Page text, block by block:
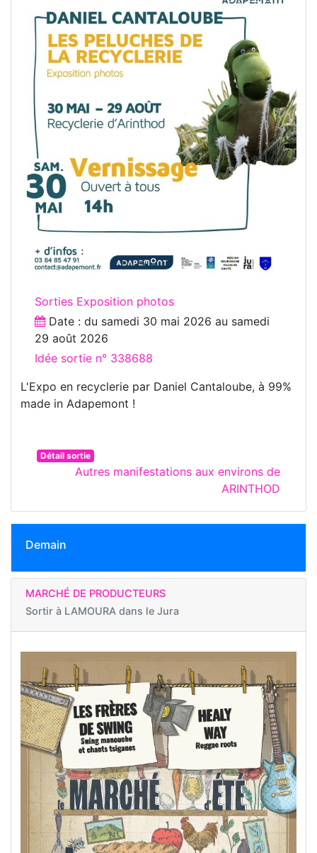
Sorties Exposition photos
Date : du samedi 30 mai 2026 au samedi
29 août 2026
Idée sortie n° 338688
L'Expo en recyclerie par Daniel Cantaloube, à 99%
made in Adapemont !
Détail sortie
Autres manifestations aux environs de
ARINTHOD
Demain
MARCHÉ DE PRODUCTEURS
Sortir à LAMOURA dans le Jura